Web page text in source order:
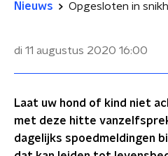
Nieuws
di 11 augustus 2020 16:00
Laat uw hond of kind niet
met deze hitte
dagelijks spoedmeldingen